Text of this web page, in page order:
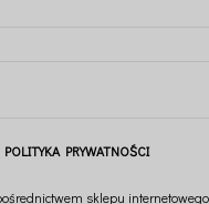
POLITYKA PRYWATNOŚCI
sklepu